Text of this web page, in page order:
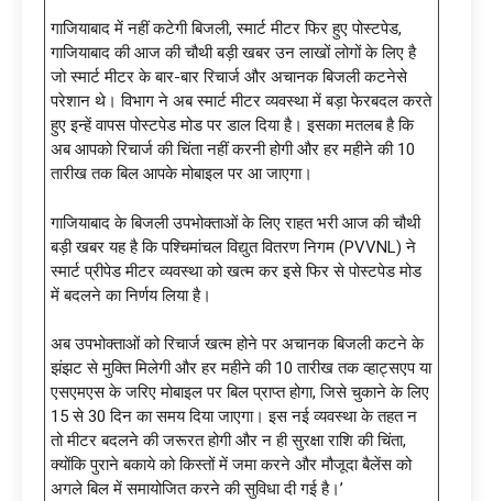
गाजियाबाद में नहीं कटेगी बिजली, स्मार्ट मीटर फिर हुए पोस्टपेड,
गाजियाबाद की आज की चौथी बड़ी खबर उन लाखों लोगों के लिए है
जो स्मार्ट मीटर के बार-बार रिचार्ज और अचानक बिजली कटनेसे
परेशान थे। विभाग ने अब स्मार्ट मीटर व्यवस्था में बड़ा फेरबदल करते
हुए इन्हें वापस पोस्टपेड मोड पर डाल दिया है। इसका मतलब है कि
अब आपको रिचार्ज की चिंता नहीं करनी होगी और हर महीने की 10
तारीख तक बिल आपके मोबाइल पर आ जाएगा।
गाजियाबाद के बिजली उपभोक्ताओं के लिए राहत भरी आज की चौथी
बड़ी खबर यह है कि पश्चिमांचल विद्युत वितरण निगम (PVVNL) ने
स्मार्ट प्रीपेड मीटर व्यवस्था को खत्म कर इसे फिर से पोस्टपेड मोड
में बदलने का निर्णय लिया है।
अब उपभोक्ताओं को रिचार्ज खत्म होने पर अचानक बिजली कटने के
झंझट से मुक्ति मिलेगी और हर महीने की 10 तारीख तक व्हाट्सएप या
एसएमएस के जरिए मोबाइल पर बिल प्राप्त होगा, जिसे चुकाने के लिए
15 से 30 दिन का समय दिया जाएगा। इस नई व्यवस्था के तहत न
तो मीटर बदलने की जरूरत होगी और न ही सुरक्षा राशि की चिंता,
क्योंकि पुराने बकाये को किस्तों में जमा करने और मौजूदा बैलेंस को
अगले बिल में समायोजित करने की सुविधा दी गई है।’